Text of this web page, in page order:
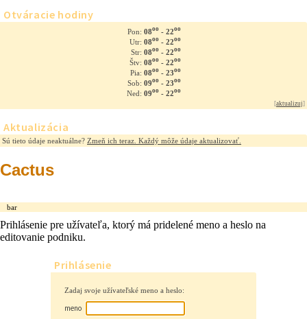
Otváracie hodiny
Pon: 08oo- 22oo
Utr: 08oo- 22oo
Str: 08oo- 22oo
Štv: 08oo- 22oo
Pia: 08oo- 23oo
Sob: 09oo- 23oo
Ned: 09oo- 22oo
[aktualizuj]
Aktualizácia
Sú tieto údaje neaktuálne? Zmeň ich teraz. Každý môže údaje aktualizovať.
Cactus
bar
Prihlásenie pre užívateľa, ktorý má pridelené meno a heslo na
editovanie podniku.
Prihlásenie
Zadaj svoje užívateľské meno a heslo:
meno